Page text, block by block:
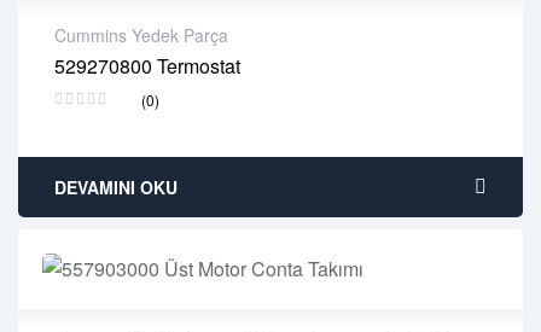
Cummins Yedek Parça
529270800 Termostat
(0)
2 years warranty
Delivery time: 1-2 business days
DEVAMINI OKU